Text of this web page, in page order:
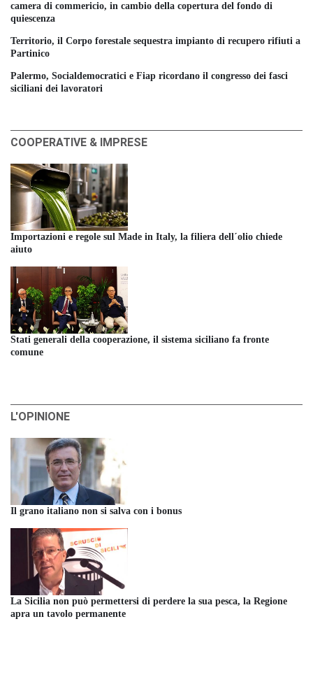
camera di commericio, in cambio della copertura del fondo di
quiescenza
Territorio, il Corpo forestale sequestra impianto di recupero rifiuti a
Partinico
Palermo, Socialdemocratici e Fiap ricordano il congresso dei fasci
siciliani dei lavoratori
COOPERATIVE & IMPRESE
Importazioni e regole sul Made in Italy, la filiera dell´olio chiede
aiuto
Stati generali della cooperazione, il sistema siciliano fa fronte
comune
L'OPINIONE
Il grano italiano non si salva con i bonus
La Sicilia non può permettersi di perdere la sua pesca, la Regione
apra un tavolo permanente